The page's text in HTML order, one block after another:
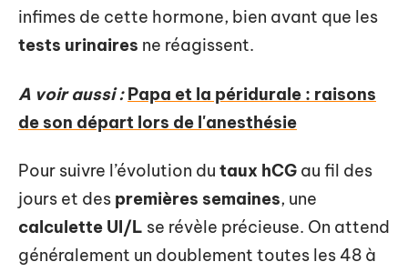
infimes de cette hormone, bien avant que les
tests urinaires ne réagissent.
A voir aussi : Papa et la péridurale : raisons
de son départ lors de l'anesthésie
Pour suivre l’évolution du taux hCG au fil des
jours et des premières semaines, une
calculette UI/L se révèle précieuse. On attend
généralement un doublement toutes les 48 à